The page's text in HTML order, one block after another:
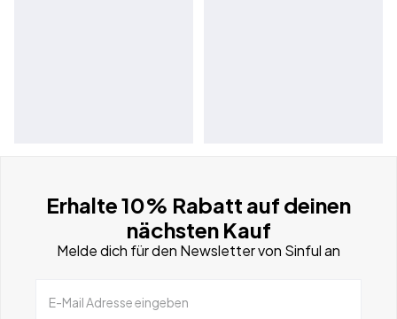
Erhalte 10% Rabatt auf deinen
nächsten Kauf
Melde dich für den Newsletter von Sinful an
E-Mail Adresse eingeben